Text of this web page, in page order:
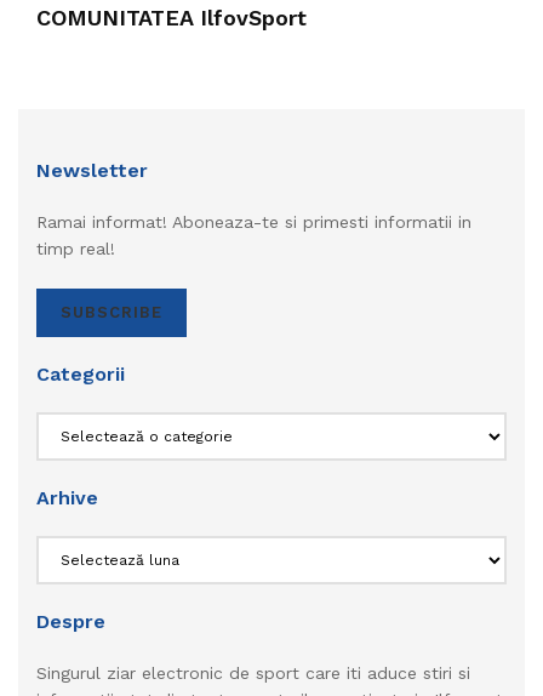
COMUNITATEA IlfovSport
Newsletter
Ramai informat! Aboneaza-te si primesti informatii in
timp real!
SUBSCRIBE
Categorii
Arhive
Despre
Singurul ziar electronic de sport care iti aduce stiri si